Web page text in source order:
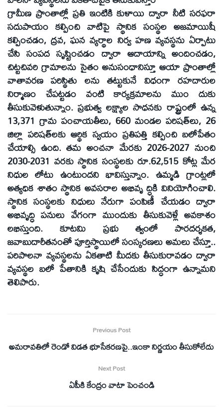
గ్రామీణ ప్రాంతాల్లో ప్రతి ఇంటికి కుళాయి ద్వారా నీటి సరఫరా
సదుపాయం కల్పించి వాటిపై స్థానిక సంస్థల అజమాయిషీ
కల్పించడం, ద్రవ, ఘన వ్యర్థాల నిర్వ హణ వ్యవస్థను ఏర్పాటు
చేసి సంపద సృష్టించడం ద్వారా ఆదాయాన్ని అందించడం,
చిట్టచివరి గ్రామాలను సైతం అనుసంధానిస్తూ ఆయా ప్రాంతాల్లో
వాతావరణ పరిస్థితు లను తట్టుకునే విధంగా రహదారుల
నిర్మాణం చేపట్టడం వంటి కార్యక్రమాలను ముం దుకు
తీసుకువెళుతున్నాం. ప్రభుత్వ లక్ష్యాల సాధనకు రాష్ట్రంలో ఉన్న
13,371 గ్రామ పంచాయతీలు, 660 మండల పరిషత్‌లు, 26
జిల్లా పరిషత్‌లకు ఆర్థిక స్వయం ప్రతిపత్తి కల్పించి బలోపేతం
చేయాల్సి ఉంది. తమ అంచనా మేరకు 2026-2027 నుంచి
2030-2031 వరకు స్థానిక సంస్థలకు రూ.62,515 కోట్ల మేర
నిధుల లోటు ఉంటుందని భావిస్తున్నాం. ఉమ్మడి గ్రాంట్లలో
అత్యధిక శాతం స్థానిక అవసరాల అభివృ ద్ధికి వినియోగించాలి.
స్థానిక సంస్థలకు నిధులు నేరుగా పంపిణీ చేయడం ద్వారా
అభివృద్ధి పనులు వేగంగా ముందుకు తీసుకువెళ్లే అవకాశం
లభిస్తుంది. కూటమి ప్రభు త్వంలో పారదర్శకత,
జవాబుదారీతనంతో పూర్తిస్థాయిలో సంస్కరణలు అమలు చేస్తూ..
పరిపాలనా వ్యవస్థలను ఏకతాటి మీదకు తీసుకురావడం ద్వారా
వ్యవస్థల బలో పేతానికి కృషి చేసేందుకు సిద్ధంగా ఉన్నామని
తెలిపారు.
Previous Post
అమరావతిలో రెండో విడత భూసేకరణపై..ఇంకా నిర్ణయం తీసుకోలేదు
Next Post
ఏపీకి కేంద్రం వాటా పెంచండి